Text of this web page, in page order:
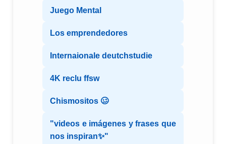
Juego Mental
Los emprendedores
Internaionale deutchstudie
4K reclu ffsw
Chismositos 🥴
"videos e imágenes y frases que
nos inspiran✨"